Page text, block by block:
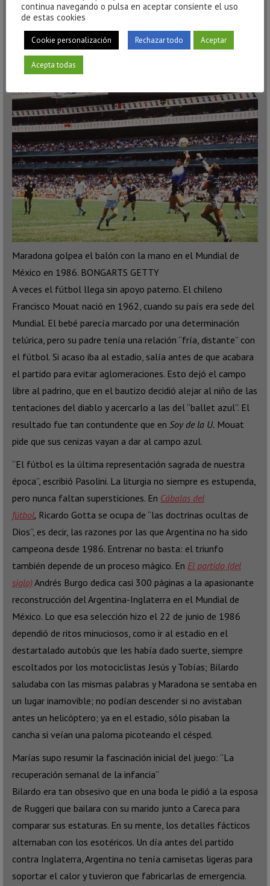
aguacero. Cuando se resolvió la avería de los focos, el
Castellón marcó de penalti”. El partido terminó 0-1. Esa
derrota injusta ante un rival de poca monta reveló a
González algo más importante que el triunfo.
Maradona golpea el balón con la mano en el Mundial de
México en 1986. BONGARTS GETTY
A veces el fútbol llega sin apoyo paterno. El chileno
Francisco Mouat nació en 1962, cuando su país era sede del
Mundial. El bebé parecía marcado por una determinación
telúrica, pero su padre tenía una relación “fría, distante” con
el fútbol. Si acaso iba al estadio, salía antes de que acabara
el partido para evitar aglomeraciones. Esto dejó el campo
libre al padrino, que en el bautizo decidió alejar al niño de las
tentaciones del diablo y acercarlo a las del “ballet azul”. El
resultado fue tan contundente que en Soy de la U. Mouat
pide que sus cenizas vayan a dar al campo azul.
“El fútbol es la última representación sagrada de nuestra
época”, escribió Pasolini. La liturgia no siempre es estupenda,
pero nunca faltan supersticiones. En Cábalas del
fútbol, Ricardo Gotta se ocupa de “las doctrinas ocultas de
Dios”, es decir, las razones por las que Argentina no ha sido
campeona desde 1986. Entrenar no basta: el triunfo
también depende de un proceso mágico. En El partido (del
siglo)Andrés Burgo dedica casi 300 páginas a la apasionante
reconstrucción del Argentina-Inglaterra en el Mundial de
México. Lo que esa selección hizo el 22 de junio de 1986
dependió de ritos minuciosos, como ir al estadio en el
destartalado autobús que les había dado suerte, siempre
escoltados por los motociclistas Jesús y Tobías; Bilardo
saludaba con las mismas palabras y Maradona se sentaba en
un lugar inamovible; no podían descender si no avistaban
antes un helicóptero; ya en el estadio, sólo pisaban la
cancha si veían una paloma picoteando el césped.
Marías supo resumir la fascinación inicial del juego: “La
recuperación semanal de la infancia”
Bilardo era tan obsesivo que en una boda le pidió a la esposa
de Ruggeri que bailara con su marido junto a Careca para
comparar sus estaturas. En su mente, los detalles fácticos
alternaban con los esotéricos. Un día antes del partido
contra Inglaterra, Argentina no tenía camisetas ligeras para
soportar el calor y tuvieron que fabricarlas de emergencia.
continua navegando o pulsa en aceptar consiente el uso
de estas cookies
Cookie personalización Rechazar todo Aceptar
Acepta todas